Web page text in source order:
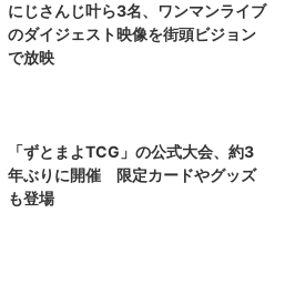
にじさんじ叶ら3名、ワンマンライブ
のダイジェスト映像を街頭ビジョン
で放映
「ずとまよTCG」の公式大会、約3
年ぶりに開催 限定カードやグッズ
も登場